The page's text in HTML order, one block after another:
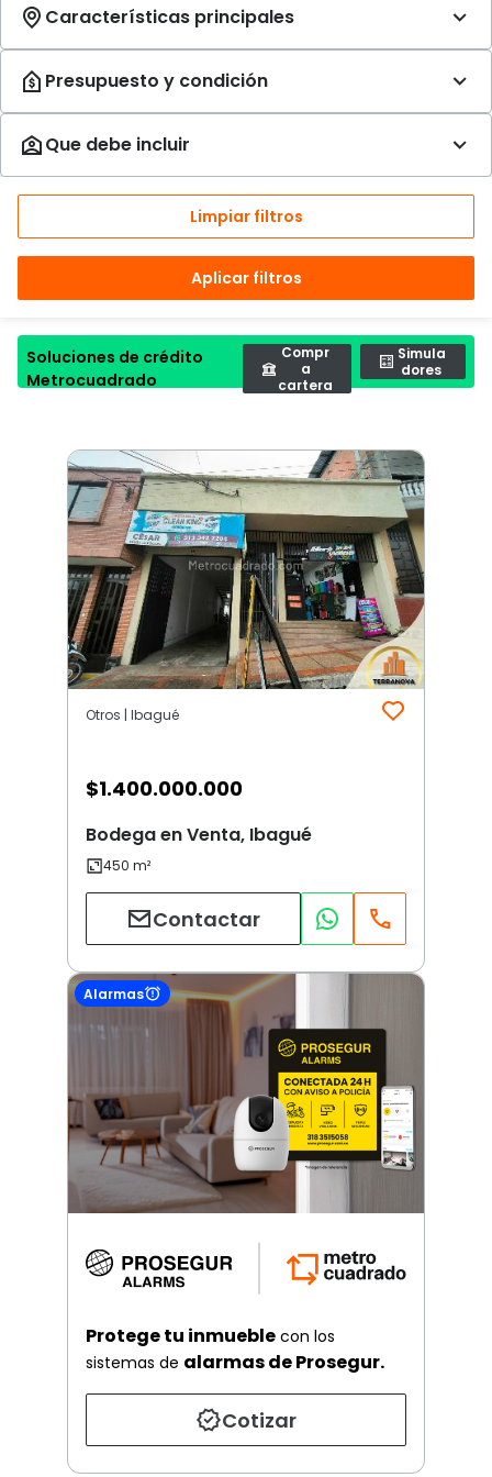
Limpiar filtros
Aplicar filtros
Soluciones de crédito
Metrocuadrado
Compr
a
cartera
Simula
dores
Otros | Ibagué
$1.400.000.000
Bodega en Venta, Ibagué
Contactar
Alarmas
Protege tu inmueble con los
sistemas de alarmas de Prosegur.
Cotizar